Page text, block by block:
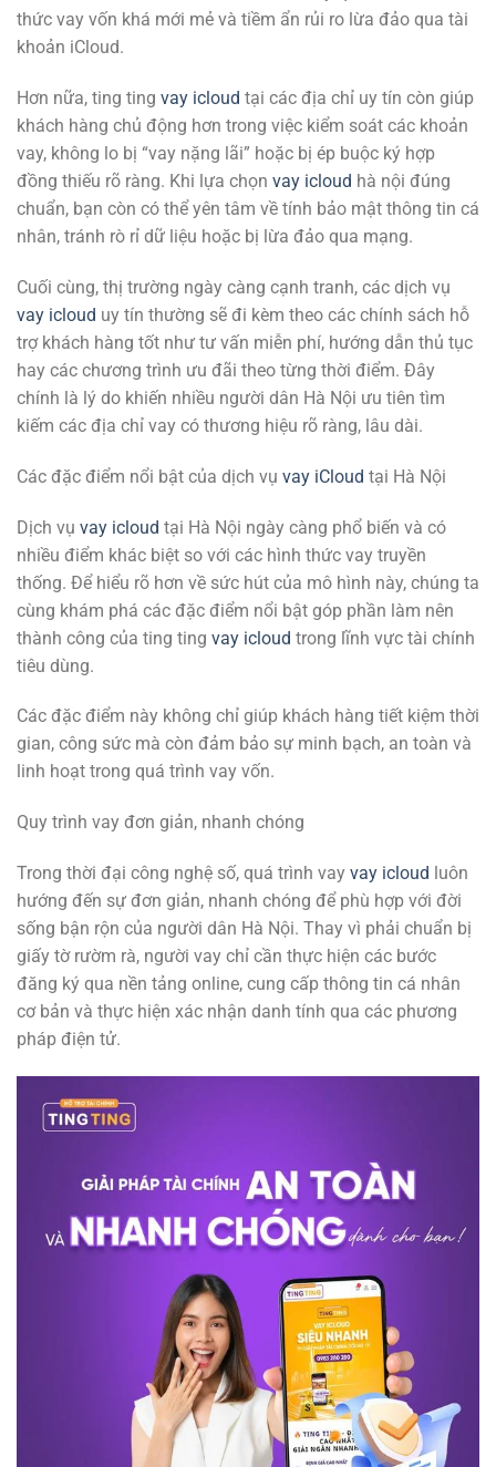
thức vay vốn khá mới mẻ và tiềm ẩn rủi ro lừa đảo qua tài
khoản iCloud.
Hơn nữa, ting ting vay icloud tại các địa chỉ uy tín còn giúp
khách hàng chủ động hơn trong việc kiểm soát các khoản
vay, không lo bị “vay nặng lãi” hoặc bị ép buộc ký hợp
đồng thiếu rõ ràng. Khi lựa chọn vay icloud hà nội đúng
chuẩn, bạn còn có thể yên tâm về tính bảo mật thông tin cá
nhân, tránh rò rỉ dữ liệu hoặc bị lừa đảo qua mạng.
Cuối cùng, thị trường ngày càng cạnh tranh, các dịch vụ
vay icloud uy tín thường sẽ đi kèm theo các chính sách hỗ
trợ khách hàng tốt như tư vấn miễn phí, hướng dẫn thủ tục
hay các chương trình ưu đãi theo từng thời điểm. Đây
chính là lý do khiến nhiều người dân Hà Nội ưu tiên tìm
kiếm các địa chỉ vay có thương hiệu rõ ràng, lâu dài.
Các đặc điểm nổi bật của dịch vụ vay iCloud tại Hà Nội
Dịch vụ vay icloud tại Hà Nội ngày càng phổ biến và có
nhiều điểm khác biệt so với các hình thức vay truyền
thống. Để hiểu rõ hơn về sức hút của mô hình này, chúng ta
cùng khám phá các đặc điểm nổi bật góp phần làm nên
thành công của ting ting vay icloud trong lĩnh vực tài chính
tiêu dùng.
Các đặc điểm này không chỉ giúp khách hàng tiết kiệm thời
gian, công sức mà còn đảm bảo sự minh bạch, an toàn và
linh hoạt trong quá trình vay vốn.
Quy trình vay đơn giản, nhanh chóng
Trong thời đại công nghệ số, quá trình vay vay icloud luôn
hướng đến sự đơn giản, nhanh chóng để phù hợp với đời
sống bận rộn của người dân Hà Nội. Thay vì phải chuẩn bị
giấy tờ rườm rà, người vay chỉ cần thực hiện các bước
đăng ký qua nền tảng online, cung cấp thông tin cá nhân
cơ bản và thực hiện xác nhận danh tính qua các phương
pháp điện tử.